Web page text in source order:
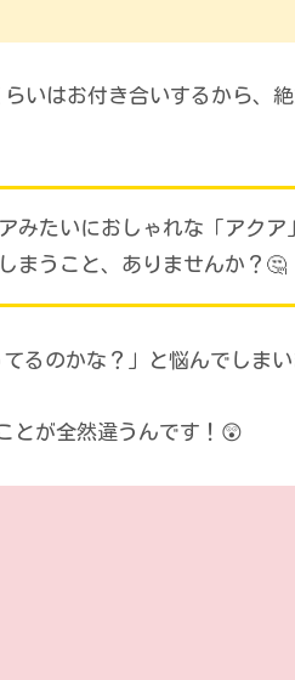
いはお付き合いするから、
みたいにおしゃれな「アクア
まうこと、ありませんか？🤔
るのかな？」と悩んでしま
とが全然違うんです！😲